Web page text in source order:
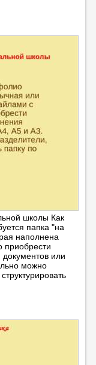
школы Как
папка "на
наполнена
или
можно